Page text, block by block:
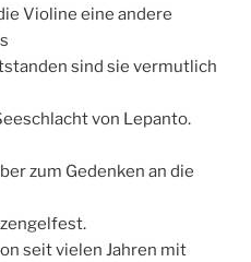
Violine eine andere
sind sie vermutlich
von Lepanto.
zum Gedenken an die
seit vielen Jahren mit